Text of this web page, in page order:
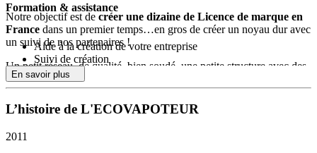
Notre objectif est de créer une dizaine de Licence de marque en
France dans un premier temps…en gros de créer un noyau dur avec
un suivi de nos partenaires !
Un petit réseau, de qualité, bien soudé, une petite structure avec des
gérants dynamique, responsable, commerçant…qui font de
l’EcoVapoteurune image de marque de qualité, de sérieux… avec
de plus un choix très élargi de produits…
notre gamme de produits…
Formation & assistance
Aide à la création de votre entreprise
Suivi de création
Assistance
En savoir plus
L’histoire de L'ECOVAPOTEUR
2011